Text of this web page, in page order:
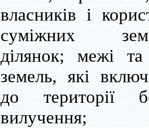
власників і
суміжних
ділянок; межі
земель, які
до території
вилучення;